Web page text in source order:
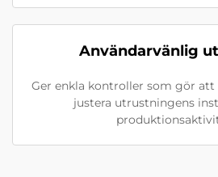
Användarvänlig
Ger enkla kontroller som gör att
justera utrustningens